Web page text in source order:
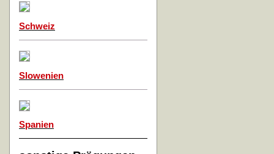
Schweiz
Slowenien
Spanien